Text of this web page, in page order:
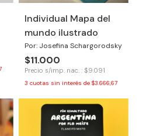
Individual Mapa del
mundo ilustrado
Por: Josefina Schargorodsky
$11.000
Precio s/imp. nac. : $9.091
3 cuotas sin interés de $3.666,67